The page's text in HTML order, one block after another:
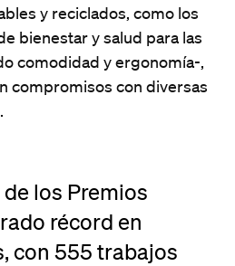
y reciclados, como los
bienestar y salud para las
comodidad y ergonomía-,
compromisos con diversas
de los Premios
récord en
con 555 trabajos